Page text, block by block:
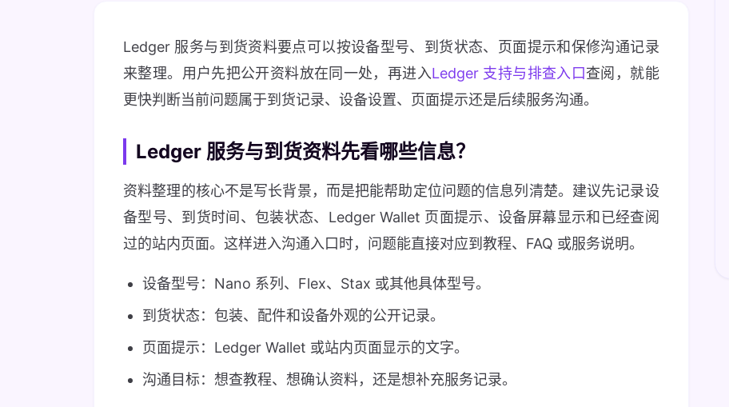
Ledger 服务与到货资料要点可以按设备型号、到货状态、页面提示和保修沟通记录
来整理。用户先把公开资料放在同一处，再进入Ledger 支持与排查入口查阅，就能
更快判断当前问题属于到货记录、设备设置、页面提示还是后续服务沟通。
Ledger 服务与到货资料先看哪些信息？
资料整理的核心不是写长背景，而是把能帮助定位问题的信息列清楚。建议先记录设
备型号、到货时间、包装状态、Ledger Wallet 页面提示、设备屏幕显示和已经查阅
过的站内页面。这样进入沟通入口时，问题能直接对应到教程、FAQ 或服务说明。
设备型号：Nano 系列、Flex、Stax 或其他具体型号。
到货状态：包装、配件和设备外观的公开记录。
页面提示：Ledger Wallet 或站内页面显示的文字。
沟通目标：想查教程、想确认资料，还是想补充服务记录。